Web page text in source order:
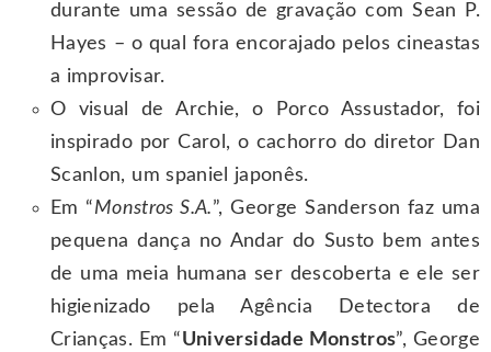
durante uma sessão de gravação com Sean P.
Hayes – o qual fora encorajado pelos cineastas
a improvisar.
O visual de Archie, o Porco Assustador, foi
inspirado por Carol, o cachorro do diretor Dan
Scanlon, um spaniel japonês.
Em “Monstros S.A.”, George Sanderson faz uma
pequena dança no Andar do Susto bem antes
de uma meia humana ser descoberta e ele ser
higienizado pela Agência Detectora de
Crianças. Em “Universidade Monstros”, George